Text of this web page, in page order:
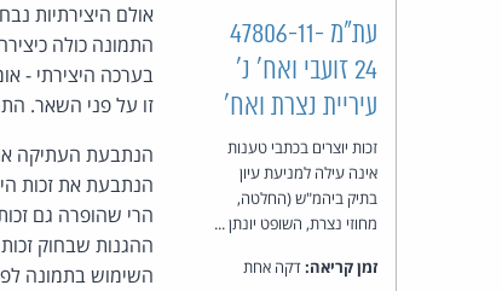
עת"מ 47806-11-
24 זועבי ואח' נ'
עיריית נצרת ואח'
זכות יוצרים בכתבי טענות
אינה עילה למניעת עיון
בתיק ביהמ"ש (החלטה,
מחוזי נצרת, השופט יונתן ...
זמן קריאה:דקה אחת
אולם היצירתיות
התמונה כולה
בערכה היצירתי -
זו על פני השאר.
הנתבעת העתיקה
הנתבעת את זכות
הרי שהופרה גם
השימוש בתמונה